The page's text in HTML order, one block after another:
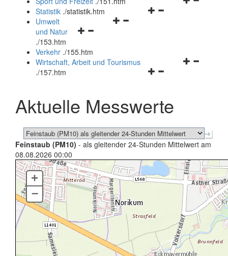
Navigationsmenü
Navigationsmenü
Statistik ./statistik.htm
Navigationsmenü
und
schließen
Umwelt
und Natur
./153.htm
Verkehr ./155.htm
Navigationsmenü
schließen
Wirtschaft, Arbeit und Tourismus
./157.htm
Aktuelle Messwerte
Feinstaub (PM10) - als gleitender 24-Stunden Mittelwert am
08.08.2026 00:00
+
–